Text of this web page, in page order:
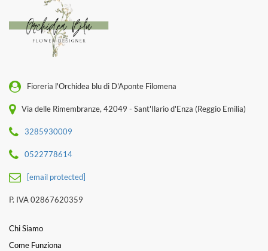
Fioreria l'Orchidea blu di D'Aponte Filomena
Via delle Rimembranze, 42049 - Sant'Ilario d'Enza (Reggio Emilia)
3285930009
0522778614
[email protected]
P. IVA 02867620359
Chi Siamo
Come Funziona